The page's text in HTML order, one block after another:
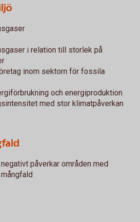
i relation till storlek på
inom sektorn för fossila
och energiproduktion
med stor klimatpåverkan
påverkar områden med